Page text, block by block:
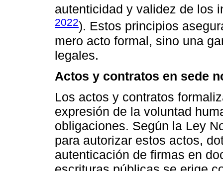
autenticidad y validez de los
2022). Estos principios
mero acto formal, sino una
legales.
Actos y contratos en sede
Los actos y contratos
expresión de la voluntad
obligaciones. Según la Ley
para autorizar estos actos,
autenticación de firmas en